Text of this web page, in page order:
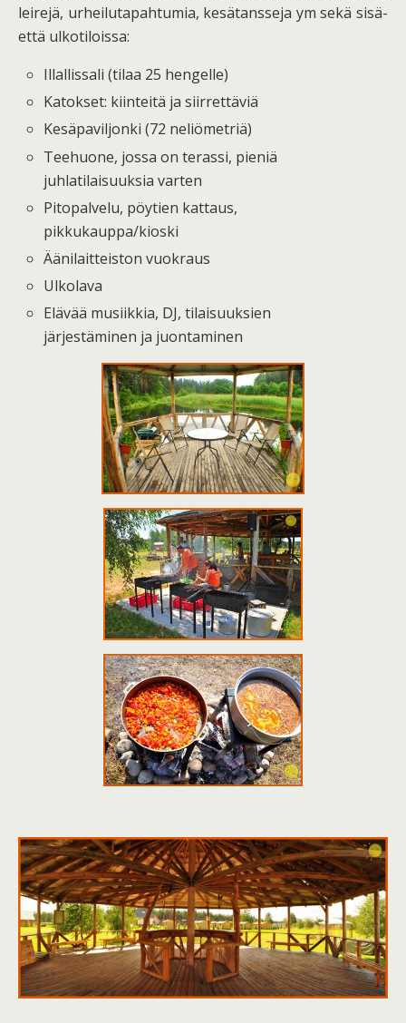
leirejä, urheilutapahtumia, kesätansseja ym sekä sisä-
että ulkotiloissa:
Illallissali (tilaa 25 hengelle)
Katokset: kiinteitä ja siirrettäviä
Kesäpaviljonki (72 neliömetriä)
Teehuone, jossa on terassi, pieniä
juhlatilaisuuksia varten
Pitopalvelu, pöytien kattaus,
pikkukauppa/kioski
Äänilaitteiston vuokraus
Ulkolava
Elävää musiikkia, DJ, tilaisuuksien
järjestäminen ja juontaminen